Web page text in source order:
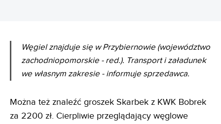
Węgiel znajduje się w Przybiernowie (województwo
zachodniopomorskie - red.). Transport i załadunek
we własnym zakresie - informuje sprzedawca.
Można też znaleźć groszek Skarbek z KWK Bobrek
za 2200 zł. Cierpliwie przeglądający węglowe